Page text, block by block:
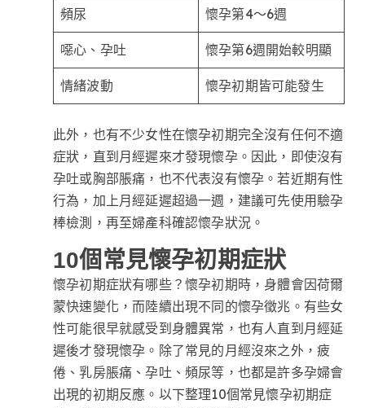
頻尿 懷孕第4～6週
噁心、孕吐 懷孕第6週開始較明顯
情緒波動 懷孕初期皆可能發生
此外，也有不少女性在懷孕初期完全沒有任何不適
症狀，直到月經遲來才發現懷孕。因此，即使沒有
孕吐或胸部脹痛，也不代表沒有懷孕。若近期有性
行為，加上月經延遲超過一週，建議可先使用驗孕
棒檢測，再至婦產科確認懷孕狀況。
10個常見懷孕初期症狀
懷孕初期症狀有哪些？懷孕初期時，身體會因荷爾
蒙快速變化，而陸續出現不同的懷孕徵兆。有些女
性可能很早就感受到身體異常，也有人直到月經延
遲後才發現懷孕。除了常見的月經沒來之外，疲
倦、乳房脹痛、孕吐、頻尿等，也都是許多孕婦會
出現的初期反應。以下整理10個常見懷孕初期症